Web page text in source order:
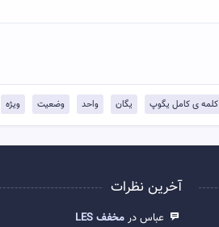
کلمه ی کامل یگوپ یگان واحد وضعیت ویژه
آخرین نظرات
عباس در مخفف LES